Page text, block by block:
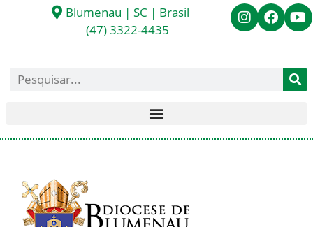
Blumenau | SC | Brasil
(47) 3322-4435